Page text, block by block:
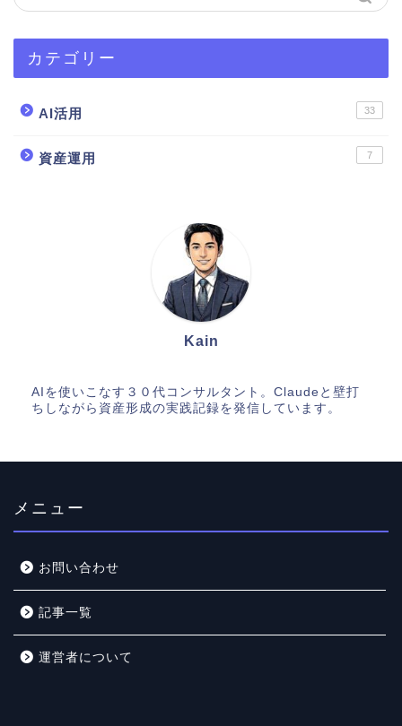
カテゴリー
AI活用 33
資産運用 7
Kain
AIを使いこなす３０代コンサルタント。Claudeと壁打
ちしながら資産形成の実践記録を発信しています。
メニュー
お問い合わせ
記事一覧
運営者について